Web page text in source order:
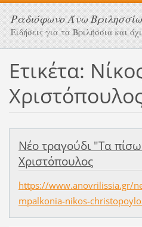
Ραδιόφωνο Άνω
Ειδήσεις για τα Βριλήσσια και
Ετικέτα:
Νέο τραγούδι "Τα
Χριστόπουλος
https://www.anovrilissia.gr/
mpalkonia-nikos-